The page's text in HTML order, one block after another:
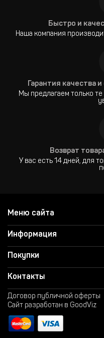
Быстро и
Наша компания
Гарантия качества
Мы предлагаем только
Возврат
У вас есть 14 дней, для
Меню сайта
Информация
Покупки
Контакты
Договор публичной оферты
Сайт разработан в GoodViz